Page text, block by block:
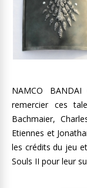
NAMCO
remercier ces
Bachmaier,
Etiennes et
les crédits du jeu
Souls II pour leur